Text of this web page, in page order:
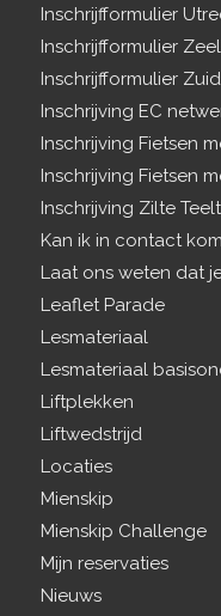
Inschrijfformulier
Inschrijfformulier
Inschrijfformulier
Inschrijving EC
Inschrijving Fietsen
Inschrijving Fietsen
Inschrijving Zilte
Kan ik in contact
Laat ons weten dat
Leaflet Parade
Lesmateriaal
Lesmateriaal
Liftplekken
Liftwedstrijd
Locaties
Mienskip
Mienskip Challenge
Mijn reservaties
Nieuws